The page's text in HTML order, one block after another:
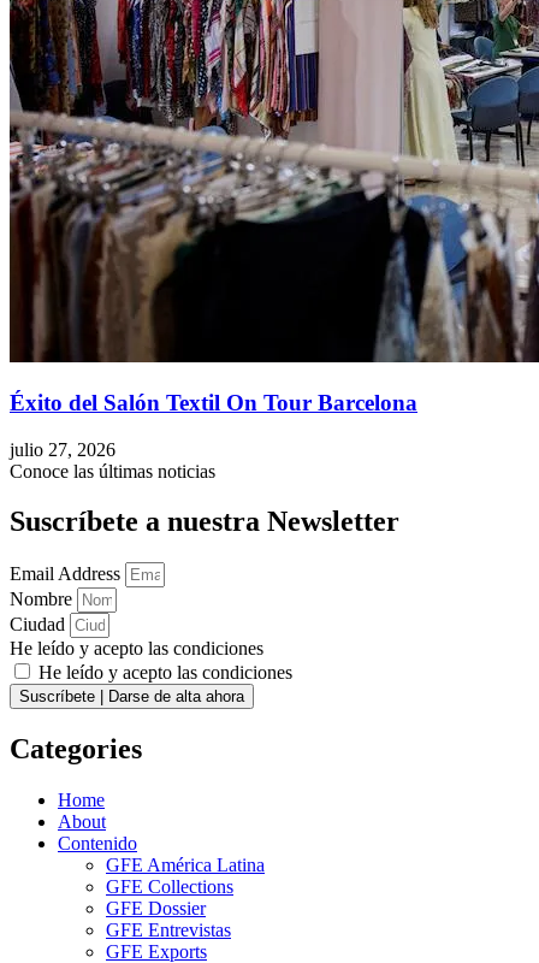
Éxito del Salón Textil On Tour Barcelona
julio 27, 2026
Conoce las últimas noticias
Suscríbete a nuestra Newsletter
Email Address
Nombre
Ciudad
He leído y acepto las condiciones
He leído y acepto las condiciones
Suscríbete | Darse de alta ahora
Categories
Home
About
Contenido
GFE América Latina
GFE Collections
GFE Dossier
GFE Entrevistas
GFE Exports